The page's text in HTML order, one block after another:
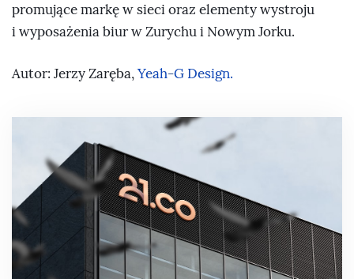
promujące markę w sieci oraz elementy wystroju
i wyposażenia biur w Zurychu i Nowym Jorku.
Autor: Jerzy Zaręba,Yeah-G Design.